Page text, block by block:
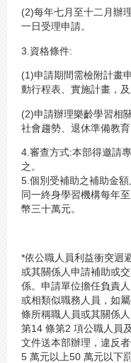
(2)每年七月至十二月辦
一日受理申請。
3.資格條件:
(1)申請期間需檢附計畫
動行程表、實施計畫，
(2)申請辦理樂齡學習相
社會趨勢、退休準備教
4.審查方式:本部得邀請
之。
5.個別受補助之補助金
同一終身學習機構每年
幣三十萬元。
*依公職人員利益衝突迴
或其關係人申請補助或
係。申請單位擔任負責
或相類似職務人員，如
條所稱職人員或其關係
第14 條第2 項公職人員
文件送本部辦理，違反
5 萬元以上50 萬元以下